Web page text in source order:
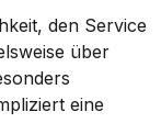
über
eine